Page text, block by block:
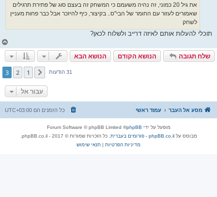
את גיל 20 כמוני, זה נהיה משעמם כי המשחק זה בעצם סוג של פתירת תרגילים
שאמורים לעזור עם החומר של הבי''ס.. בקיצור, כיף להיזכר אבל כבר פחות מעניין
לשחק
תוכלי להעלות אותם לאיזה דרייב ולשלוח לכאן?
שלח תגובה הנושא הקודם הנושא הבא
31 הודעות הקודם 1
2
3
עבור אל
מסע אל העבר עמוד ראשי כל הזמנים הם UTC+03:00
מופעל על ידי phpBB
® Forum Software © phpBB Limited
מבוסס עלphpBB.co.il - פורומים בעברית
. כל הזכויות שמורות © 2017 - phpBB.co.il.
מדיניות הפרטיות | תנאי שימוש